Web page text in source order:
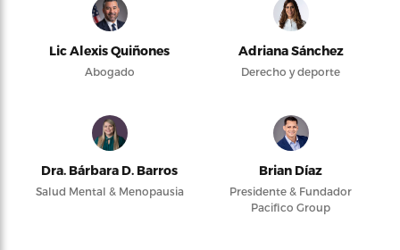
Lic Alexis Quiñones
Abogado
Adriana Sánchez
Derecho y deporte
Dra. Bárbara D. Barros
Salud Mental & Menopausia
Brian Díaz
Presidente & Fundador
Pacifico Group